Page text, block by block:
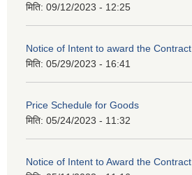
मिति: 09/12/2023 - 12:25
Notice of Intent to award the Contract
मिति: 05/29/2023 - 16:41
Price Schedule for Goods
मिति: 05/24/2023 - 11:32
Notice of Intent to Award the Contract